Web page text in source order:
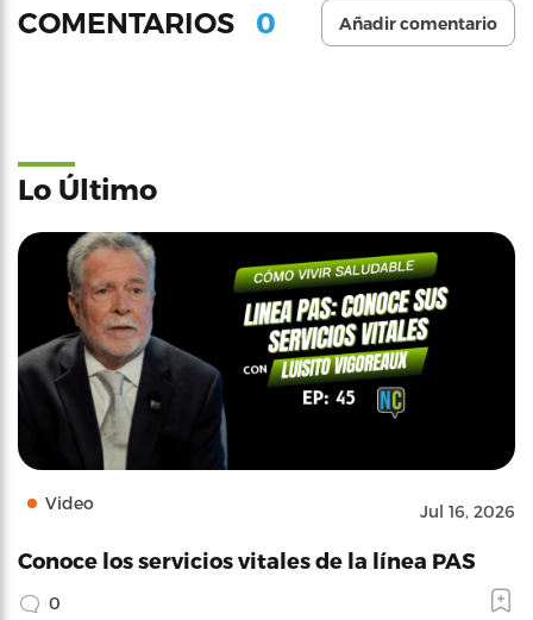
COMENTARIOS 0 Añadir comentario
Lo Último
Video Jul 16, 2026
Conoce los servicios vitales de la línea PAS
0